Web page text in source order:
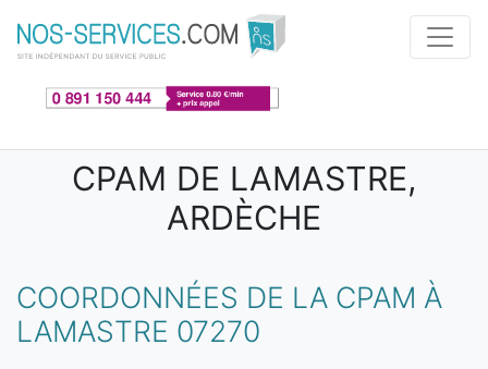
Aller au contenu principal
CPAM DE LAMASTRE,
ARDÈCHE
COORDONNÉES DE LA CPAM À
LAMASTRE 07270